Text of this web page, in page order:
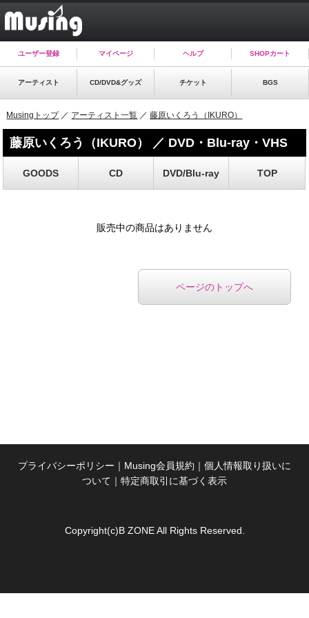
ユーザー登録 マイページ ヘルプ SHOPカート
アーティスト CD/DVD&グッズ チケット BGS
Musingトップ／ アーティスト一覧 ／藤原いくろう（IKURO）
藤原いくろう（IKURO） ／ DVD・Blu-ray・VHS
GOODS CD DVD/Blu-ray TOP
販売中の商品はありません
ページのトップへ
プライバシーポリシー ｜ Musing会員規約 ｜ 個人情報取り扱いに
ついて ｜ 特定商取引に基づく表示
Copyright(c)B ZONE All Rights Reserved.